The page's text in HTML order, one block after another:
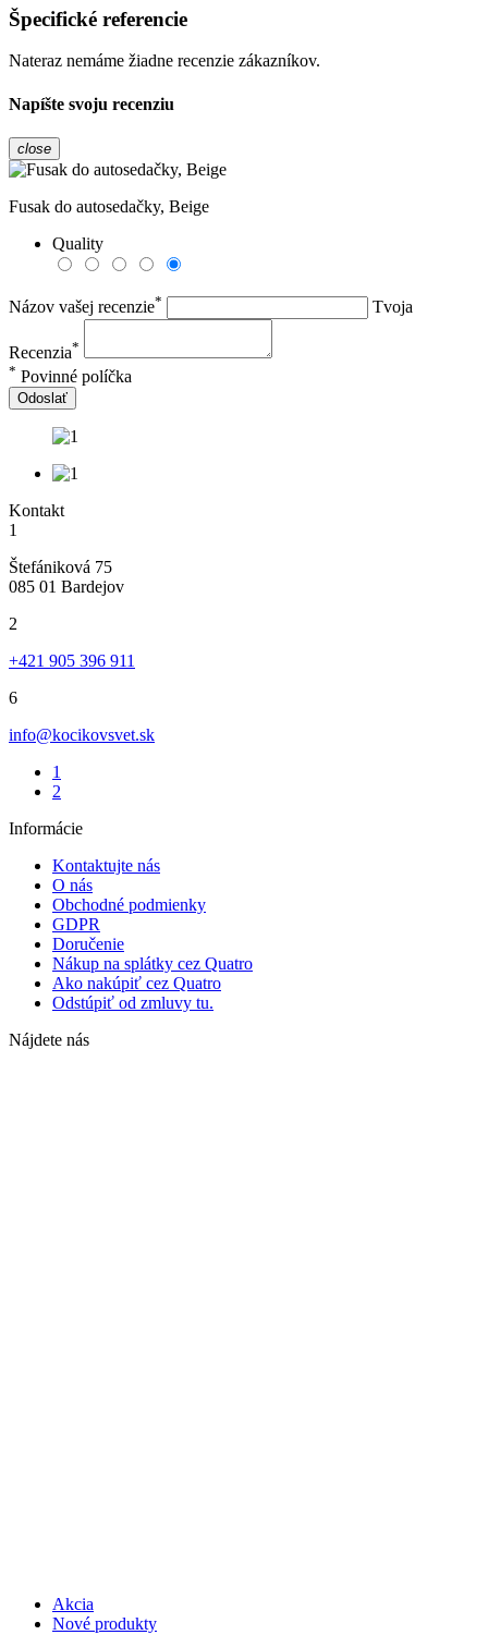
Špecifické referencie
Nateraz nemáme žiadne recenzie zákazníkov.
Napíšte svoju recenziu
close
Fusak do autosedačky, Beige
Quality
Názov vašej recenzie* Tvoja
Recenzia*
* Povinné políčka
Odoslať
Kontakt
1
Štefániková 75
085 01 Bardejov
2
+421 905 396 911
6
info@kocikovsvet.sk
1
2
Informácie
Kontaktujte nás
O nás
Obchodné podmienky
GDPR
Doručenie
Nákup na splátky cez Quatro
Ako nakúpiť cez Quatro
Odstúpiť od zmluvy tu.
Nájdete nás
Akcia
Nové produkty